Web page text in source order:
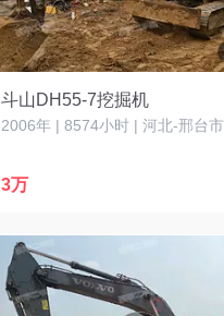
斗山DH55-7挖掘机
2006年 | 8574小时 | 河北-邢台市
3万